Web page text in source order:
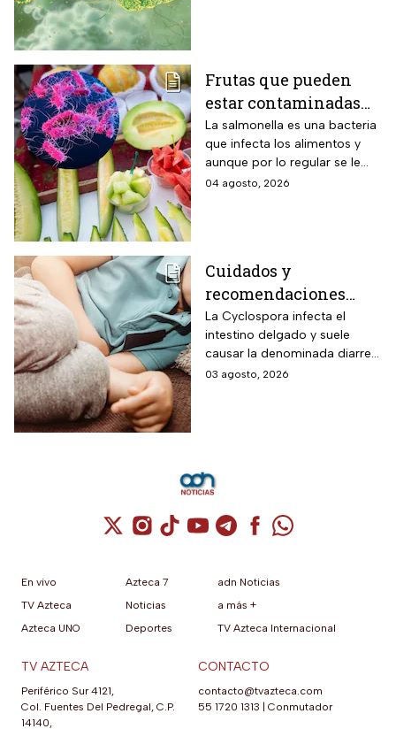
Frutas que pueden
estar contaminadas
de salmonella y cómo
protegerte del
contagio
La salmonella es una bacteria
que infecta los alimentos y
aunque por lo regular se le
relaciona con el huevo,
04 agosto, 2026
Cuidados y
recomendaciones
para niños ante los
riesgos por cyclospora
La Cyclospora infecta el
intestino delgado y suele
causar la denominada diarrea
explosiva, de acuerdo con
03 agosto, 2026
Cuenta de X / Twitter (se abre en una
Cuenta de Instagram (se abre en una
Cuenta de TikTok (se abre en
Cuenta de YouTube (se abre
Cuenta de Telegram (se
Cuenta de
Cuenta de
En vivo
TV Azteca
Azteca UNO
Azteca 7
Noticias
Deportes
adn Noticias
a más +
TV Azteca Internacional
TV AZTECA
Periférico Sur 4121,
Col. Fuentes Del Pedregal, C.P.
14140,
CONTACTO
contacto@tvazteca.com
55 1720 1313
Conmutador